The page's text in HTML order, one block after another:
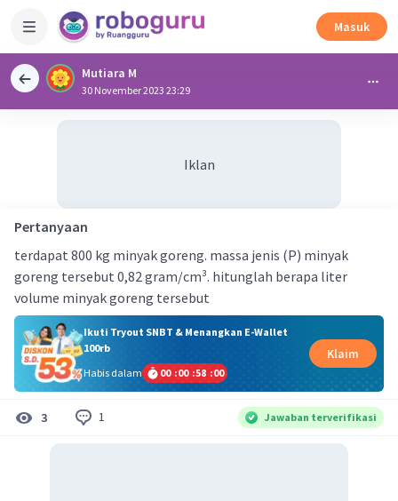
Masuk
Mutiara M
30 November 2023 23:29
Iklan
Pertanyaan
terdapat 800 kg minyak goreng. massa jenis (P) minyak
goreng tersebut 0,82 gram/cm³. hitunglah berapa liter
volume minyak goreng tersebut
Ikuti Tryout SNBT & Menangkan E-Wallet
100rb
Habis dalam
00 :00 :58 :00
Klaim
3 1 Jawaban terverifikasi